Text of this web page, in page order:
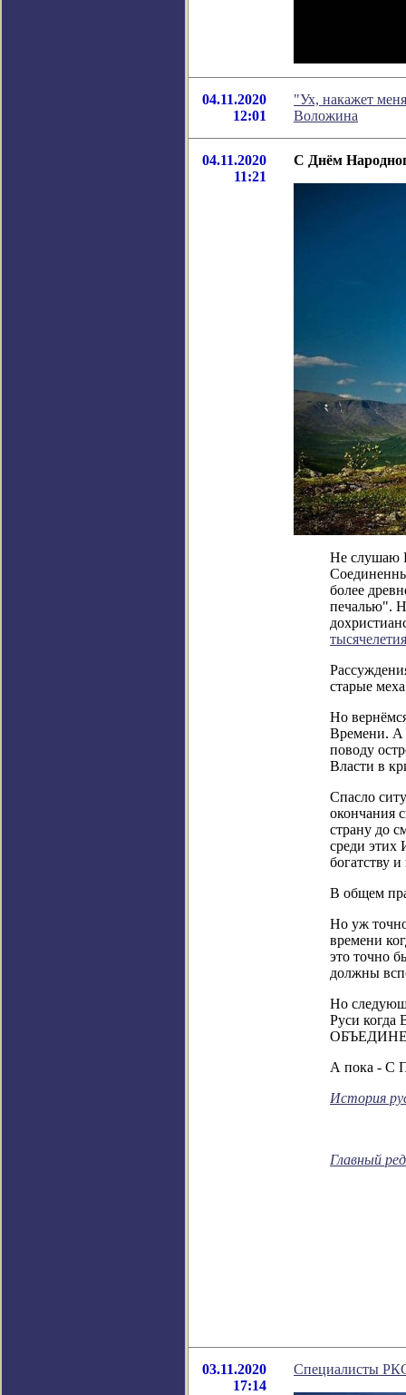
04.11.2020
12:01
"Ух, накажет
Воложина
04.11.2020
11:21
С Днём
Не слушаю
более
печалью".
тысячелетия
старые
Но
Времени. А
поводу
Власти в
Спасло
окончания
страну до
среди этих
богатству и
В общем
Но уж
времени
это точно
должны
Но
Руси когда
А пока - С
История
Главный
03.11.2020
17:14
Специалисты РКС